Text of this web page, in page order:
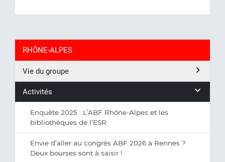
RHÔNE-ALPES
Vie du groupe
Activités
Enquête 2025 : L’ABF Rhône-Alpes et les
bibliothèques de l’ESR
Envie d’aller au congrès ABF 2026 à Rennes ?
Deux bourses sont à saisir !